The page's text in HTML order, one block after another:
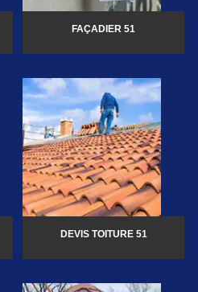
FAÇADIER 51
DEVIS TOITURE 51